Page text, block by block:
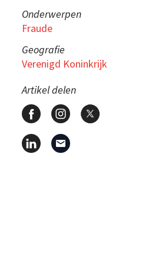
Onderwerpen
Fraude
Geografie
Verenigd Koninkrijk
Artikel delen